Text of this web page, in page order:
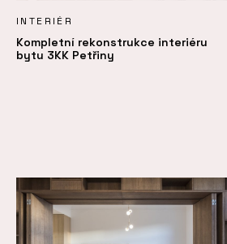
INTERIÉR
Kompletní rekonstrukce interiéru
bytu 3KK Petřiny